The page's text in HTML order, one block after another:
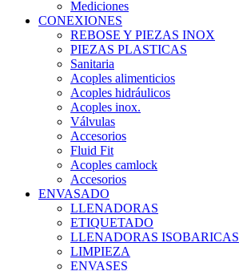
Mediciones
CONEXIONES
REBOSE Y PIEZAS INOX
PIEZAS PLASTICAS
Sanitaria
Acoples alimenticios
Acoples hidráulicos
Acoples inox.
Válvulas
Accesorios
Fluid Fit
Acoples camlock
Accesorios
ENVASADO
LLENADORAS
ETIQUETADO
LLENADORAS ISOBARICAS
LIMPIEZA
ENVASES